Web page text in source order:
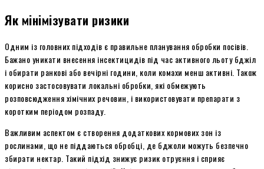
Як мінімізувати ризики
Одним із головних підходів є правильне планування обробки посівів.
Бажано уникати внесення інсектицидів під час активного льоту бджіл
і обирати ранкові або вечірні години, коли комахи менш активні. Також
корисно застосовувати локальні обробки, які обмежують
розповсюдження хімічних речовин, і використовувати препарати з
коротким періодом розпаду.
Важливим аспектом є створення додаткових кормових зон із
рослинами, що не піддаються обробці, де бджоли можуть безпечно
збирати нектар. Такий підхід знижує ризик отруєння і сприяє